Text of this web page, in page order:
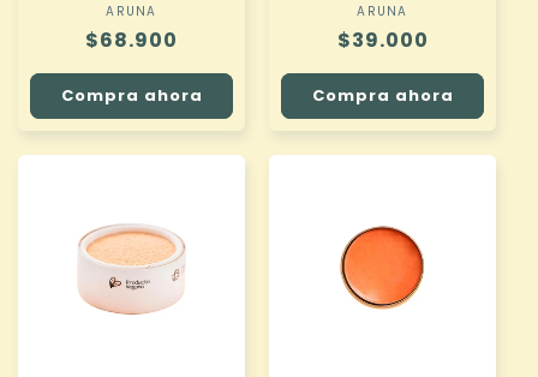
Proveedor:
ARUNA
Precio
habitual
$68.900
Compra ahora
Proveedor:
ARUNA
Precio
habitual
$39.000
Compra ahora